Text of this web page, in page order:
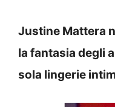
Justine Mattera
la fantasia degli
sola lingerie